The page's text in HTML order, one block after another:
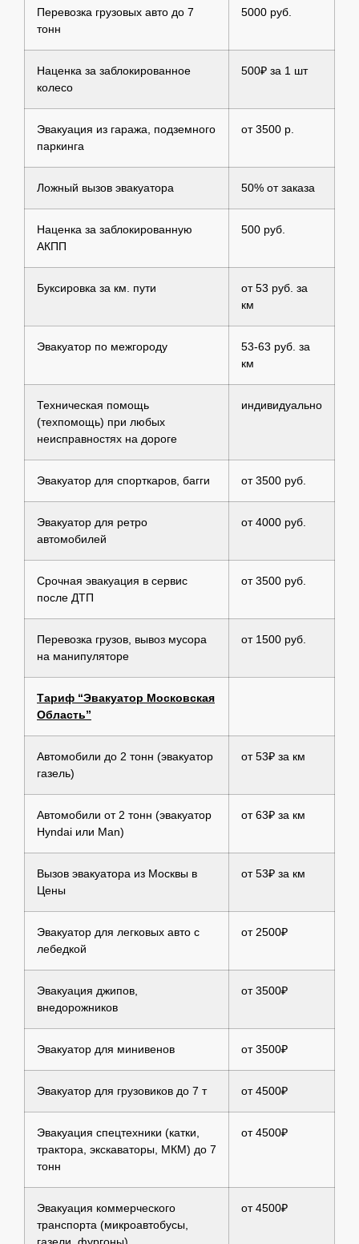
Перевозка грузовых авто до 7
тонн
5000 руб.
Наценка за заблокированное
колесо
500₽ за 1 шт
Эвакуация из гаража, подземного
паркинга
от 3500 р.
Ложный вызов эвакуатора 50% от заказа
Наценка за заблокированную
АКПП
500 руб.
Буксировка за км. пути
от 53 руб. за
км
Эвакуатор по межгороду
53-63 руб. за
км
Техническая помощь
(техпомощь) при любых
неисправностях на дороге
индивидуально
Эвакуатор для спорткаров, багги от 3500 руб.
Эвакуатор для ретро
автомобилей
от 4000 руб.
Срочная эвакуация в сервис
после ДТП
от 3500 руб.
Перевозка грузов, вывоз мусора
на манипуляторе
от 1500 руб.
Тариф “Эвакуатор Московская
Область”
Автомобили до 2 тонн (эвакуатор
газель)
от 53₽ за км
Автомобили от 2 тонн (эвакуатор
Hyndai или Man)
от 63₽ за км
Вызов эвакуатора из Москвы в
Цены
от 53₽ за км
Эвакуатор для легковых авто с
лебедкой
от 2500₽
Эвакуация джипов,
внедорожников
от 3500₽
Эвакуатор для минивенов от 3500₽
Эвакуатор для грузовиков до 7 т от 4500₽
Эвакуация спецтехники (катки,
трактора, экскаваторы, МКМ) до 7
тонн
от 4500₽
Эвакуация коммерческого
транспорта (микроавтобусы,
газели, фургоны)
от 4500₽